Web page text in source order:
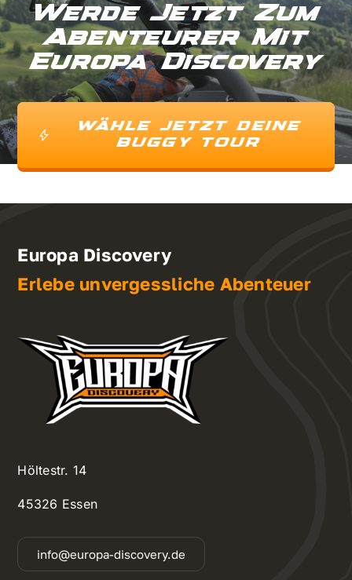
Werde Jetzt Zum
Abenteurer Mit
Europa Discovery
WÄHLE JETZT DEINE
BUGGY TOUR
Europa Discovery
Erlebe unvergessliche Abenteuer
Höltestr. 14
45326 Essen
info@europa-discovery.de